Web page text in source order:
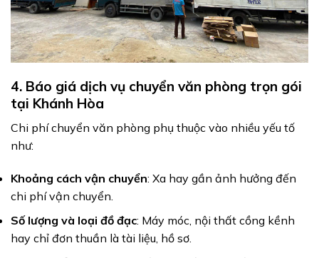
4. Báo giá dịch vụ chuyển văn phòng trọn gói
tại Khánh Hòa
Chi phí chuyển văn phòng phụ thuộc vào nhiều yếu tố
như:
Khoảng cách vận chuyển: Xa hay gần ảnh hưởng đến
chi phí vận chuyển.
Số lượng và loại đồ đạc: Máy móc, nội thất cồng kềnh
hay chỉ đơn thuần là tài liệu, hồ sơ.